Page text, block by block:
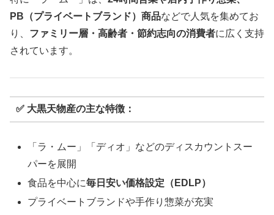
PB（プライベートブランド）商品などで人気を集めてお
り、 ファミリー層・高齢者・節約志向の消費者に広く支持
されています。
✅ 大黒天物産の主な特徴：
「ラ・ムー」「ディオ」などのディスカウントスー
パーを展開
食品を中心に毎日安い価格設定（EDLP）
プライベートブランドや手作り惣菜が充実